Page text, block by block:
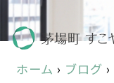
ホーム › ブログ ›